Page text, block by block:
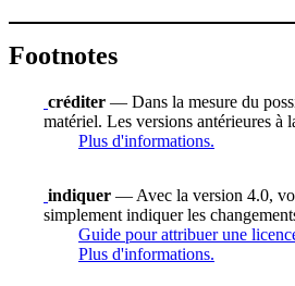
Footnotes
créditer — Dans la mesure du
matériel. Les versions antérieures à
Plus d'informations.
indiquer — Avec la version 4.0,
simplement indiquer les
Guide pour attribuer une
Plus d'informations.